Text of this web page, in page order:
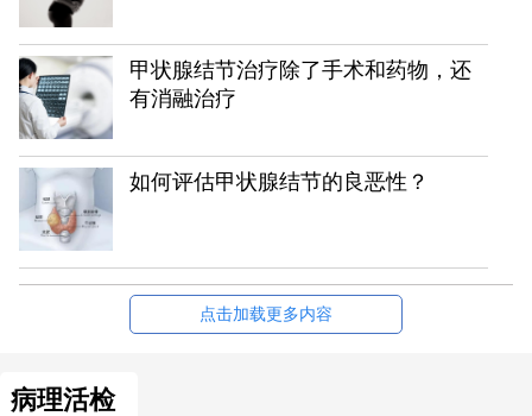
甲状腺结节治疗除了手术和药物，还
有消融治疗
如何评估甲状腺结节的良恶性？
点击加载更多内容
病理活检